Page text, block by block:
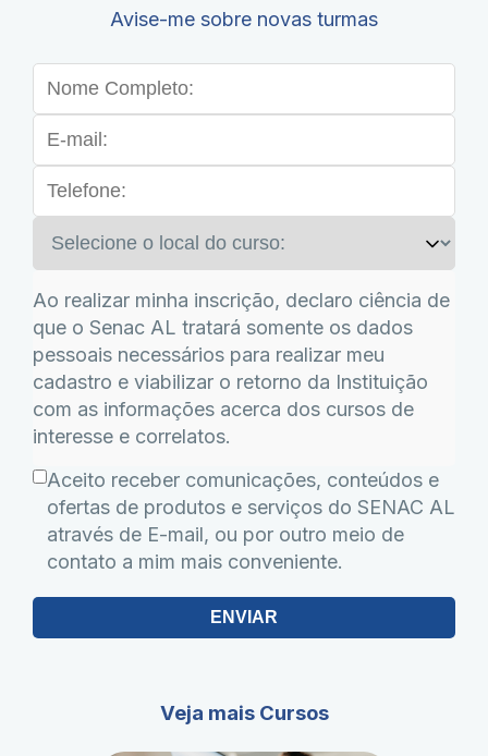
Avise-me sobre novas turmas
Ao realizar minha inscrição, declaro ciência de
que o Senac AL tratará somente os dados
pessoais necessários para realizar meu
cadastro e viabilizar o retorno da Instituição
com as informações acerca dos cursos de
interesse e correlatos.
Aceito receber comunicações, conteúdos e
ofertas de produtos e serviços do SENAC AL
através de E-mail, ou por outro meio de
contato a mim mais conveniente.
ENVIAR
Veja mais Cursos